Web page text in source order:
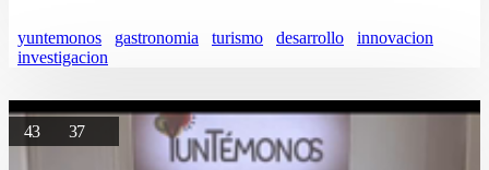
yuntemonos gastronomia turismo desarrollo
innovacion
investigacion
43 37